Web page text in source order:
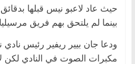
حيث عاد لاعبو نيس قبلها
بينما لم يلتحق بهم فريق
ودعا جان بيير ريفير رئيس نادي
مكبرات الصوت في النادي لكن